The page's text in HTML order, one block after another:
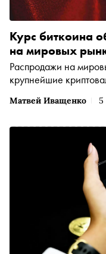
Матвей Иващенко 5
Курс биткоина
на мировых
Распродажи на
крупнейшие